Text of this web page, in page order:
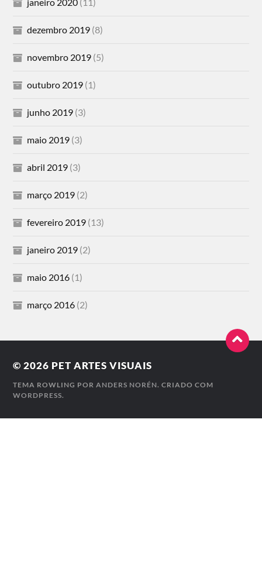
dezembro 2019 (8)
novembro 2019 (5)
outubro 2019 (1)
junho 2019 (3)
maio 2019 (3)
abril 2019 (3)
março 2019 (2)
fevereiro 2019 (13)
janeiro 2019 (2)
maio 2016 (1)
março 2016 (2)
© 2026 PET ARTES VISUAIS
TEMA ROWLING PORANDERS NORÉN. CRIADO COM
WORDPRESS.